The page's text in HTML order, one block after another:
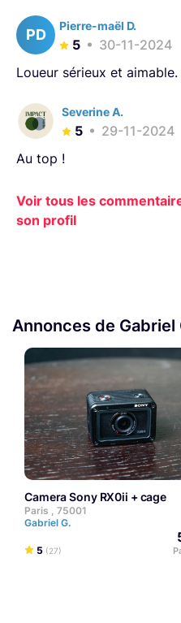
PD
Pierre-maël D.
5
30-11-2024
Loueur sérieux et aimable.
Severine A.
5
29-11-2024
Au top !
Voir tous les
son profil
Annonces de Gabriel
Camera Sony RX0ii + cage
Paris , 75001
Gabriel G.
5 (27)